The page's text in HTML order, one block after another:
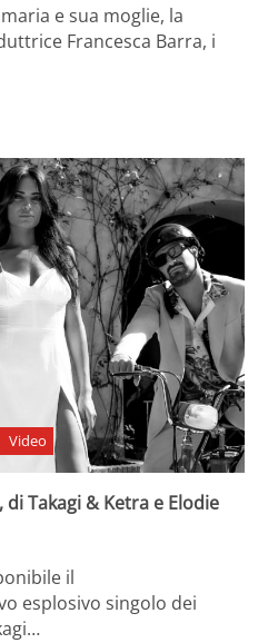
e sua moglie, la
Francesca Barra, i
Video
di Takagi & Ketra e Elodie
il
esplosivo singolo dei